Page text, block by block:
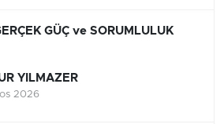
GÜÇ ve SORUMLULUK
YILMAZER
2026